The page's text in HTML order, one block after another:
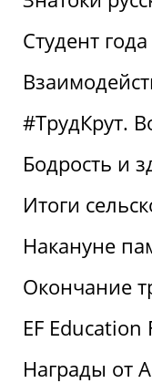
Студент
#ТрудКрут.
Бодрость и
Итоги
Накануне
Окончание
EF Education
Награды от